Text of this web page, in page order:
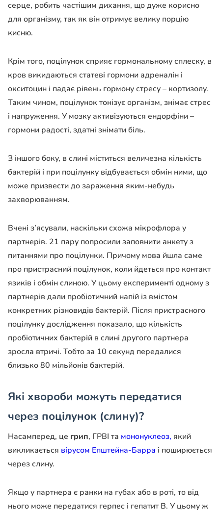
серце, робить частішим дихання, що дуже корисно
для організму, так як він отримує велику порцію
кисню.
Крім того, поцілунок сприяє гормональному сплеску, в
кров викидаються статеві гормони адреналін і
окситоцин і падає рівень гормону стресу – кортизолу.
Таким чином, поцілунок тонізує організм, знімає стрес
і напруження. У мозку активізуються ендорфіни –
гормони радості, здатні знімати біль.
З іншого боку, в слині міститься величезна кількість
бактерій і при поцілунку відбувається обмін ними, що
може призвести до зараження яким-небудь
захворюванням.
Вчені з’ясували, наскільки схожа мікрофлора у
партнерів. 21 пару попросили заповнити анкету з
питаннями про поцілунки. Причому мова йшла саме
про пристрасний поцілунок, коли йдеться про контакт
язиків і обмін слиною. У цьому експерименті одному з
партнерів дали пробіотичний напій із вмістом
конкретних різновидів бактерій. Після пристрасного
поцілунку дослідження показало, що кількість
пробіотичних бактерій в слині другого партнера
зросла втричі. Тобто за 10 секунд передалися
близько 80 мільйонів бактерій.
Які хвороби можуть передатися
через поцілунок (слину)?
Насамперед, це грип, ГРВІ та мононуклеоз, який
викликається вірусом Епштейна-Барра і поширюється
через слину.
Якщо у партнера є ранки на губах або в роті, то від
нього може передатися герпес і гепатит В. У цьому ж